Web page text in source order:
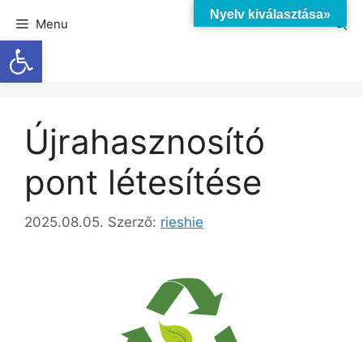
Eszköztár megnyitása
Menu
Újrahasznosító
pont létesítése
2025.08.05. Szerző: rieshie
Nyelv kiválasztása»